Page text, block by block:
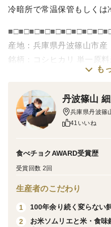
冷暗所で常温保管もしくは
産地：兵庫県丹波篠山市産
銘柄：コシヒカリ 単一原料
農法
その他：栽培期間中窒素0
士鑑定済み、等級検査済
こだわりポイント
■100年の伝統
丹波篠山の大地と弘法大
も
丹波篠山
兵庫県丹波篠
41いいね
食べチョクAWARD受賞歴
受賞回数 2回
生産者のこだわり
1
100年余り続く変らない
2
お米ソムリエと米・食